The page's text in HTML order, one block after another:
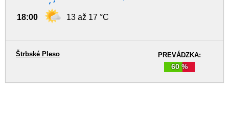
18:00 13 až 17 °C
PREVÁDZKA:
60 %
Štrbské Pleso